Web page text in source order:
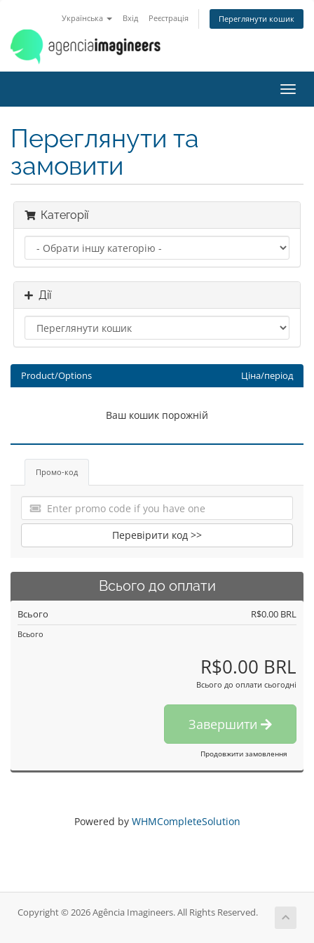
Українська Вхід Реєстрація Переглянути кошик
Переглянути та
замовити
Категорії
Дії
Product/Options Ціна/період
Ваш кошик порожній
Промо-код
Перевірити код >>
Всього до оплати
Всього R$0.00 BRL
Всього
R$0.00 BRL
Всього до оплати сьогодні
Завершити
Продовжити замовлення
Powered by WHMCompleteSolution
Copyright © 2026 Agência Imagineers. All Rights Reserved.